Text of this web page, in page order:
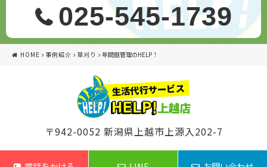
025-545-1739
HOME 事例紹介 草刈り 年間庭管理のHELP！
〒942-0052 新潟県上越市上源入202-7